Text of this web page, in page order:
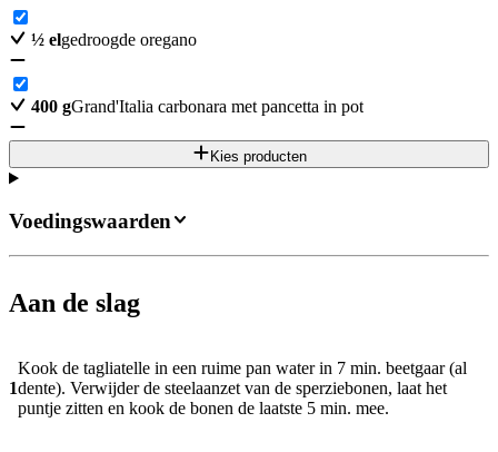
½ elgedroogde oregano
400 gGrand'Italia carbonara met pancetta in pot
Kies producten
Aan de slag
1
Kook de tagliatelle in een ruime pan water in 7 min. beetgaar (al
dente). Verwijder de steelaanzet van de sperziebonen, laat het
puntje zitten en kook de bonen de laatste 5 min. mee.
Voedingswaarden